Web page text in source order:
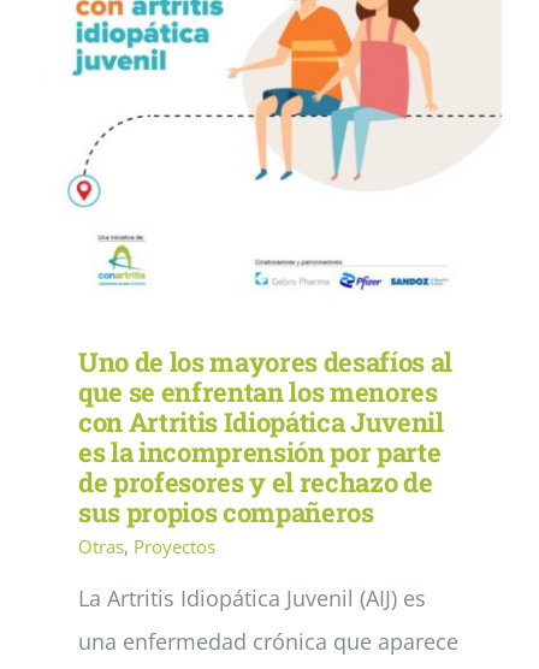
Uno de los mayores desafíos al
que se enfrentan los menores
con Artritis Idiopática Juvenil
es la incomprensión por parte
de profesores y el rechazo de
sus propios compañeros
Otras, Proyectos
La Artritis Idiopática Juvenil (AIJ) es
una enfermedad crónica que aparece